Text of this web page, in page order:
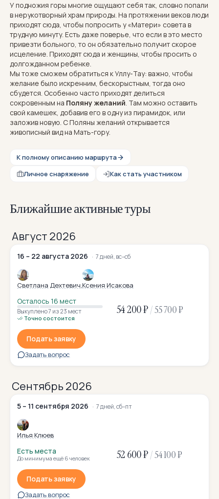
У подножия горы многие ощущают себя так, словно попали
в нерукотворный храм природы. На протяжении веков люди
приходят сюда, чтобы попросить у «Матери» совета в
трудную минуту. Есть даже поверье, что если в это место
привезти больного, то он обязательно получит скорое
исцеление. Приходят сюда и женщины, чтобы просить о
долгожданном ребенке.
Мы тоже сможем обратиться к Уллу-Тау: важно, чтобы
желание было искренним, бескорыстным, тогда оно
сбудется. Особенно часто приходят делиться
сокровенным на Поляну желаний. Там можно оставить
свой камешек, добавив его в одну из пирамидок, или
заложив новую. С Поляны желаний открывается
живописный вид на Мать-гору.
Личное снаряжение Как стать участником
К полному описанию маршрута
Ближайшие активные туры
Август 2026
16 – 22 августа 2026 7 дней, вс–сб
Светлана Дехтевич Ксения Исакова
Осталось 16 мест
Выкуплено 7 из 23 мест
Точно состоится
54 200 ₽/55 700 ₽
Подать заявку
Задать вопрос
Сентябрь 2026
5 – 11 сентября 2026 7 дней, сб–пт
Илья Клюев
Есть места
До минимума ещё 6 человек 52 600 ₽/54 100 ₽
Подать заявку
Задать вопрос